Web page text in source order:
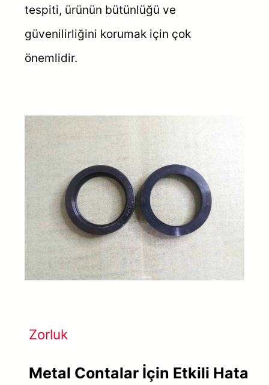
tespiti, ürünün bütünlüğü ve
güvenilirliğini korumak için çok
önemlidir.
Zorluk
Metal Contalar İçin Etkili Hata